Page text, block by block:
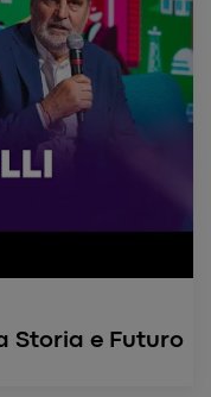
Storia e Futuro